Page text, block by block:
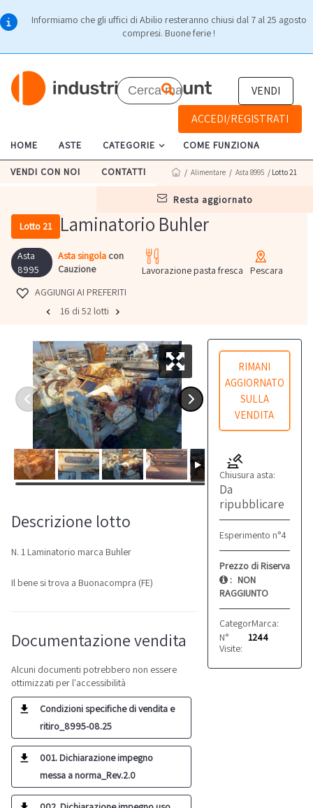
Informiamo che gli uffici di Abilio resteranno chiusi dal 7 al 25 agosto
compresi. Buone ferie !
VENDI
ACCEDI/REGISTRATI
HOME ASTE CATEGORIE COME FUNZIONA
VENDI CON NOI CONTATTI
resta aggiornato
/ Alimentare / Asta 8995 / Lotto 21
Lotto 21 Laminatorio Buhler
Asta
8995
Asta singola con
Cauzione
Lavorazione pasta fresca
Pescara
AGGIUNGI AI PREFERITI
16 di 52 lotti
RIMANI
AGGIORNATO
SULLA
VENDITA
Chiusura asta:
Da
ripubblicare
Esperimento n°4
Prezzo di Riserva
: NON
RAGGIUNTO
Categoria:Marca:
N°
Visite:
1244
Descrizione lotto
N. 1 Laminatorio marca Buhler
Il bene si trova a Buonacompra (FE)
Documentazione vendita
Alcuni documenti potrebbero non essere
ottimizzati per l'accessibilità
Condizioni specifiche di vendita e
ritiro_8995-08.25
001. Dichiarazione impegno
messa a norma_Rev.2.0